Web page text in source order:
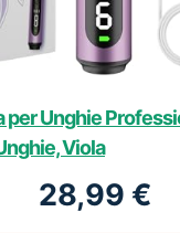
per Unghie
Viola
28,99 €